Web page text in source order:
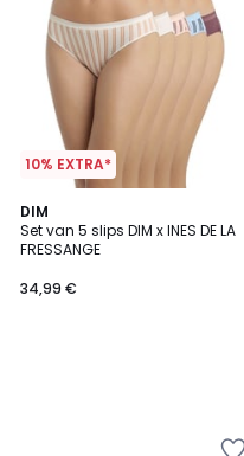
10% EXTRA*
DIM
Set van 5 slips DIM x INES DE LA
FRESSANGE
34,99 €